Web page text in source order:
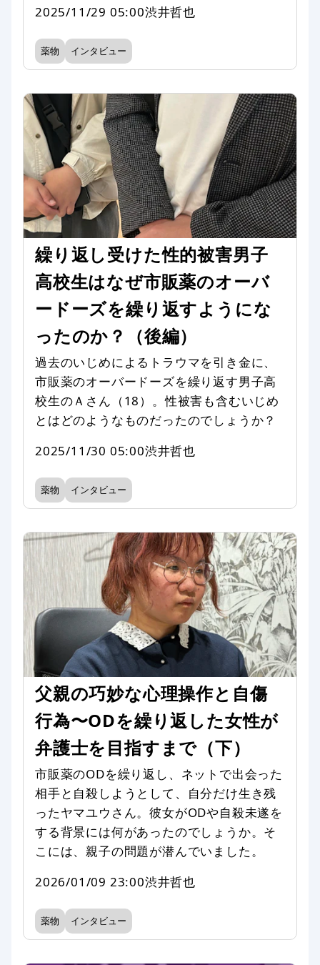
2025/11/29 05:00渋井哲也
薬物 インタビュー
繰り返し受けた性的被害男子
高校生はなぜ市販薬のオーバ
ードーズを繰り返すようにな
ったのか？（後編）
過去のいじめによるトラウマを引き金に、
市販薬のオーバードーズを繰り返す男子高
校生のＡさん（18）。性被害も含むいじめ
とはどのようなものだったのでしょうか？
2025/11/30 05:00渋井哲也
薬物 インタビュー
父親の巧妙な心理操作と自傷
行為〜ODを繰り返した女性が
弁護士を目指すまで（下）
市販薬のODを繰り返し、ネットで出会った
相手と自殺しようとして、自分だけ生き残
ったヤマユウさん。彼女がODや自殺未遂を
する背景には何があったのでしょうか。そ
こには、親子の問題が潜んでいました。
2026/01/09 23:00渋井哲也
薬物 インタビュー